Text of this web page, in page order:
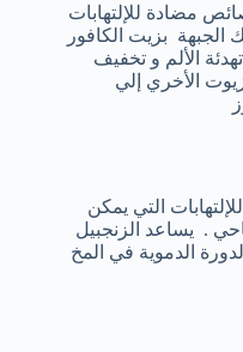
مضادة للإلتهابات
بزيت الكافور
علي تهدئة الألم و تخفيف
الأخري إلي
التي يمكن
. يساعد الزنجبيل
الدموية في المخ